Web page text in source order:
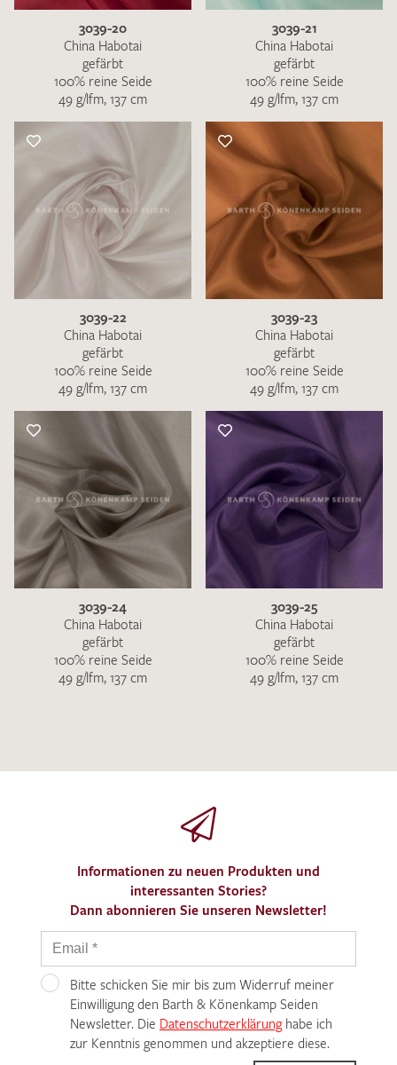
3039-20
China Habotai
gefärbt
100% reine Seide
49 g/lfm, 137 cm
3039-21
China Habotai
gefärbt
100% reine Seide
49 g/lfm, 137 cm
3039-22
China Habotai
gefärbt
100% reine Seide
49 g/lfm, 137 cm
3039-23
China Habotai
gefärbt
100% reine Seide
49 g/lfm, 137 cm
3039-24
China Habotai
gefärbt
100% reine Seide
49 g/lfm, 137 cm
3039-25
China Habotai
gefärbt
100% reine Seide
49 g/lfm, 137 cm
Informationen zu neuen Produkten und
interessanten Stories?
Dann abonnieren Sie unseren Newsletter!
Bitte schicken Sie mir bis zum Widerruf meiner
Einwilligung den Barth & Könenkamp Seiden
Newsletter. Die Datenschutzerklärunghabe ich
zur Kenntnis genommen und akzeptiere diese.